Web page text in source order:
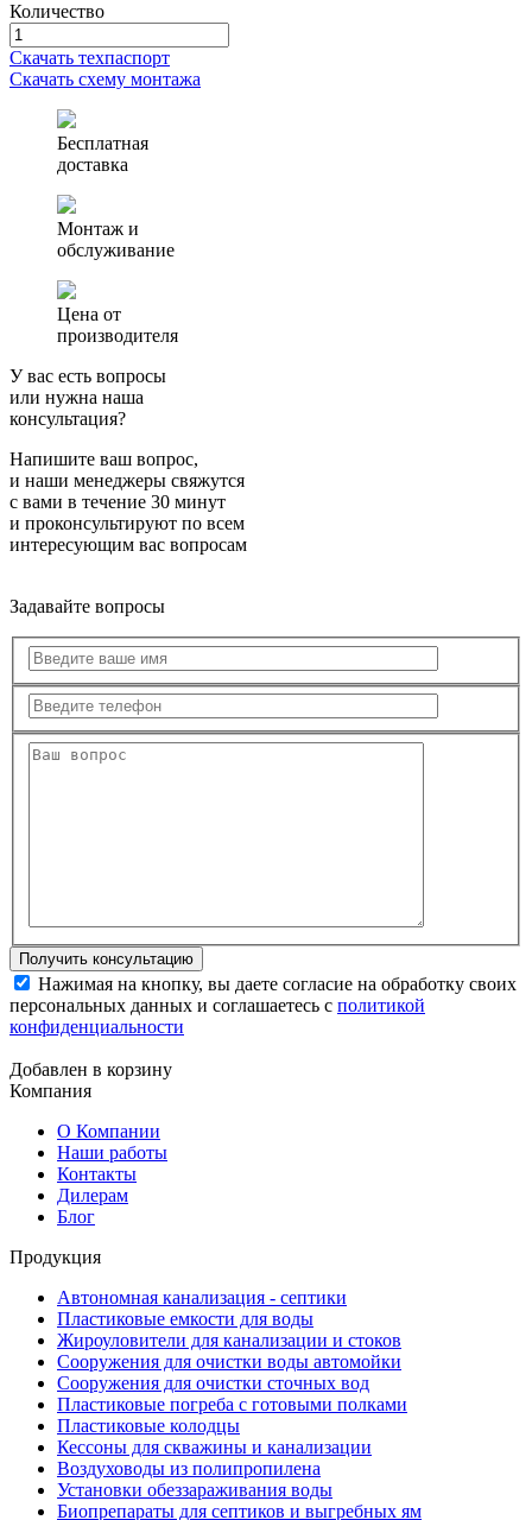
Количество
Количество
товара
Септик
канализация)
Скачать техпаспорт
Скачать схему монтажа
Бесплатная
доставка
Монтаж и
обслуживание
Цена от
производителя
У вас есть вопросы
или нужна наша
консультация?
Напишите ваш вопрос,
и наши менеджеры свяжутся
с вами в течение 30 минут
и проконсультируют по всем
интересующим вас вопросам
Задавайте вопросы
Нажимая на кнопку, вы даете согласие на обработку своих
персональных данных и соглашаетесь с политикой
конфиденциальности
Добавлен в корзину
Компания
О Компании
Наши работы
Контакты
Дилерам
Блог
Продукция
Автономная канализация - септики
Пластиковые емкости для воды
Жироуловители для канализации и стоков
Сооружения для очистки воды автомойки
Сооружения для очистки сточных вод
Пластиковые погреба с готовыми полками
Пластиковые колодцы
Кессоны для скважины и канализации
Воздуховоды из полипропилена
Установки обеззараживания воды
Биопрепараты для септиков и выгребных ям